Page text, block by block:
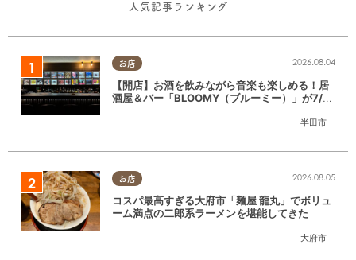
人気記事ランキング
お店
半田市
2026.08.04
【開店】お酒を飲みながら音楽も楽しめる！居
酒屋＆バー「BLOOMY（ブルーミー）」が7/3
お店
大府市
2026.08.05
コスパ最高すぎる大府市「麺屋 龍丸」でボリュ
ーム満点の二郎系ラーメンを堪能してきた